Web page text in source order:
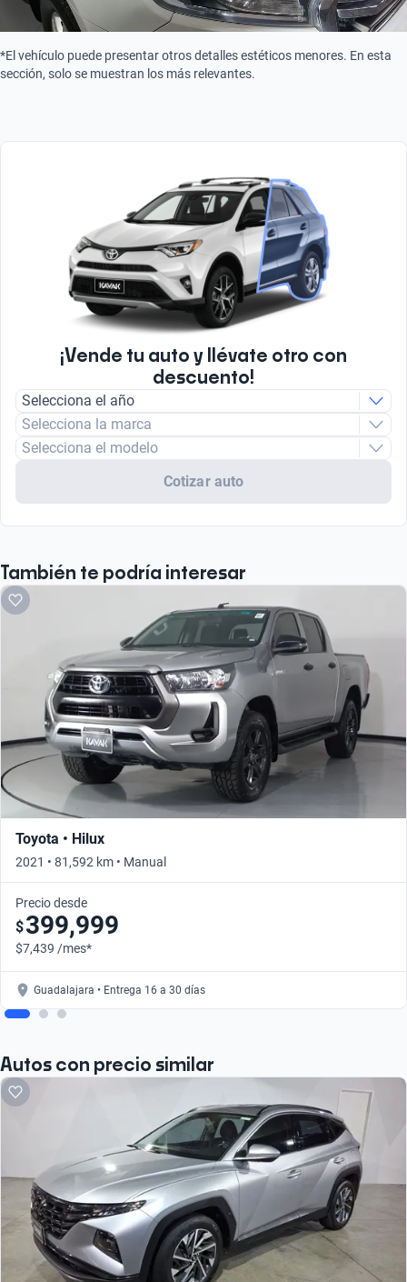
*El vehículo puede presentar otros detalles estéticos menores. En esta
sección, solo se muestran los más relevantes.
¡Vende tu auto y llévate otro con
descuento!
Selecciona el año
Selecciona la marca
Selecciona el modelo
Cotizar auto
También te podría interesar
Toyota • Hilux
2021 • 81,592 km • Manual
Precio desde
$399,999
$7,439 /mes*
Guadalajara • Entrega 16 a 30 días
Autos con precio similar